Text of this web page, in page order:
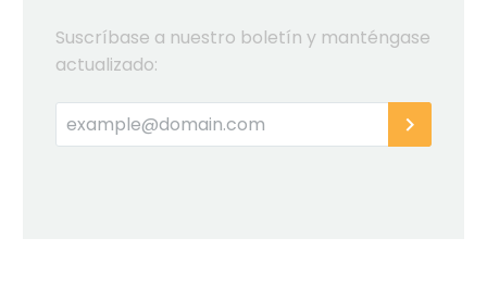
Suscríbase a nuestro boletín y manténgase
actualizado: